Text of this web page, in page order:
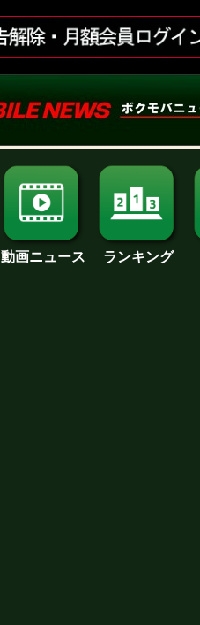
動画ニュース ランキング